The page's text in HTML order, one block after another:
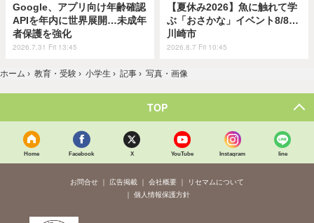
Google、アプリ向け年齢確認
APIを年内に世界展開…未成年
者保護を強化
2026.7.31 Fri 13:45
【夏休み2026】魚に触れて学
ぶ「おさかな」イベント8/8…
川崎市
2026.8.7 Fri 10:45
ホーム › 教育・受験 › 小学生 › 記事 › 写真・画像
TOP
Home Facebook X YouTube Instagram line
お問合せ 広告掲載 会社概要
リセマムについて
個人情報保護方針